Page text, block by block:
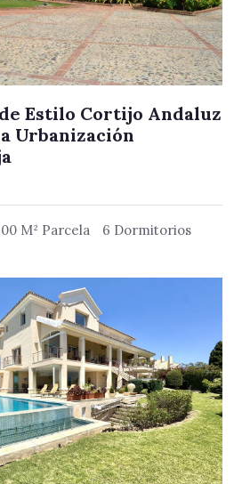
Estilo Cortijo Andaluz
Urbanización
M² Parcela
6 Dormitorios